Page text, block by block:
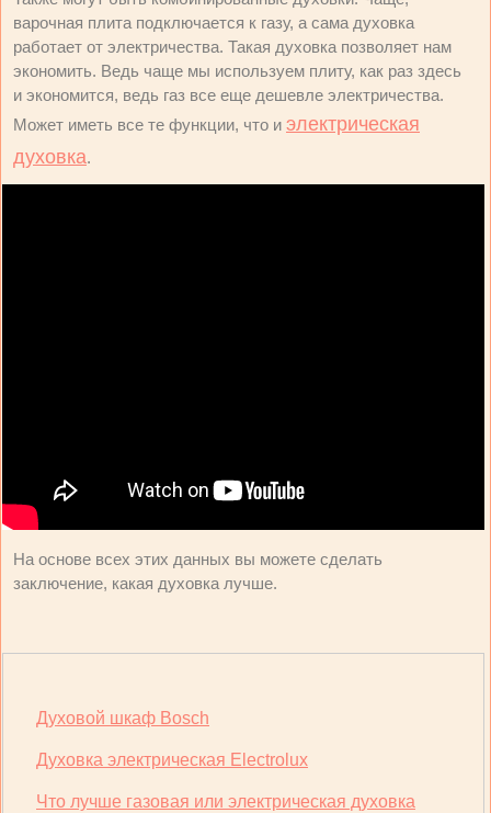
варочная плита подключается к газу, а сама духовка
работает от электричества. Такая духовка позволяет нам
экономить. Ведь чаще мы используем плиту, как раз здесь
и экономится, ведь газ все еще дешевле электричества.
Может иметь все те функции, что и электрическая
духовка.
На основе всех этих данных вы можете сделать
заключение, какая духовка лучше.
Духовой шкаф Bosch
Духовка электрическая Electrolux
Что лучше газовая или электрическая духовка